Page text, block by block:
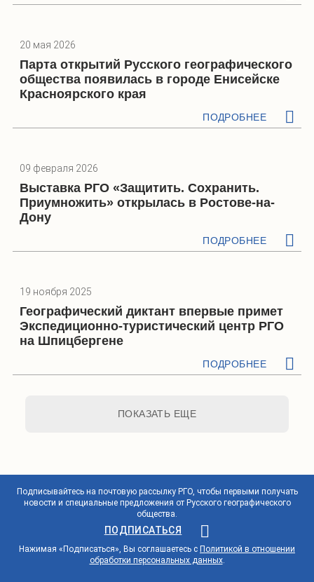
20 мая 2026
Парта открытий Русского географического
общества появилась в городе Енисейске
Красноярского края
ПОДРОБНЕЕ
09 февраля 2026
Выставка РГО «Защитить. Сохранить.
Приумножить» открылась в Ростове-на-
Дону
ПОДРОБНЕЕ
19 ноября 2025
Географический диктант впервые примет
Экспедиционно-туристический центр РГО
на Шпицбергене
ПОДРОБНЕЕ
ПОКАЗАТЬ ЕЩЕ
Подписывайтесь на почтовую рассылку РГО, чтобы первыми получать
новости и специальные предложения от Русского географического
общества.
ПОДПИСАТЬСЯ
Нажимая «Подписаться», Вы соглашаетесь с Политикой в отношении
обработки персональных данных.